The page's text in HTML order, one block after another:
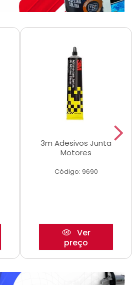
3m Adesivos Junta
Motores
Código: 9690
Ver
preço